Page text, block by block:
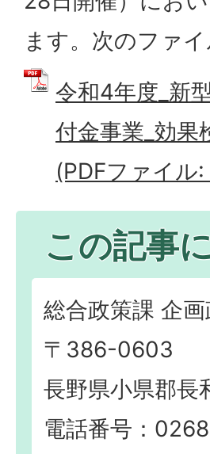
ます。次のファ
令和4年度_新
付金事業_効果
(PDFファイル
この記事
総合政策課 企
〒386-0603
長野県小県郡長
電話番号：